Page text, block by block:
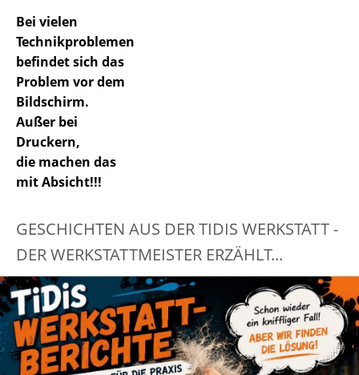
Bei vielen
Technikproblemen
befindet sich das
Problem vor dem
Bildschirm.
Außer bei
Druckern,
die machen das
mit Absicht!!!
GESCHICHTEN AUS DER TIDIS WERKSTATT -
DER WERKSTATTMEISTER ERZÄHLT...